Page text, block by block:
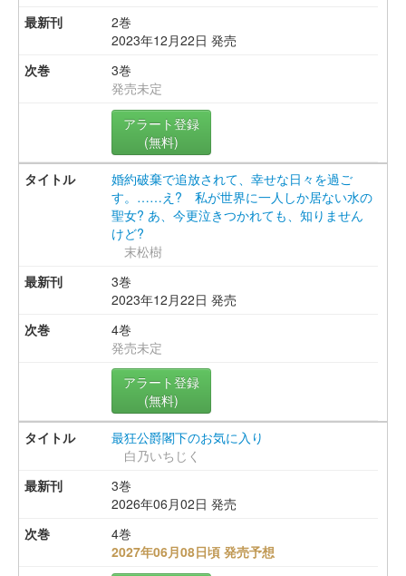
2巻
2023年12月22日 発売
3巻
発売未定
アラート登録
(無料)
婚約破棄で追放されて、幸せな日々を過ご
す。……え? 私が世界に一人しか居ない水の
聖女? あ、今更泣きつかれても、知りません
けど?
末松樹
3巻
2023年12月22日 発売
4巻
発売未定
アラート登録
(無料)
最狂公爵閣下のお気に入り
白乃いちじく
3巻
2026年06月02日 発売
4巻
2027年06月08日頃 発売予想